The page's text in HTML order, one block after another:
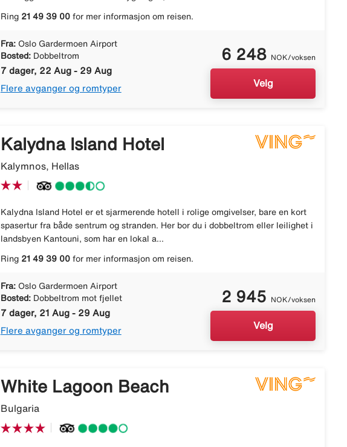
Ring 21 49 39 00for mer informasjon om reisen.
Fra: Oslo Gardermoen Airport
Bosted: Dobbeltrom
7 dager, 22 Aug - 29 Aug
Flere avganger og romtyper
6 248 NOK/voksen
Velg
Kalydna Island Hotel
Kalymnos, Hellas
Kalydna Island Hotel er et sjarmerende hotell i rolige omgivelser, bare en kort
spasertur fra både sentrum og stranden. Her bor du i dobbeltrom eller leilighet i
landsbyen Kantouni, som har en lokal a...
Ring 21 49 39 00for mer informasjon om reisen.
Fra: Oslo Gardermoen Airport
Bosted: Dobbeltrom mot fjellet
7 dager, 21 Aug - 29 Aug
Flere avganger og romtyper
2 945 NOK/voksen
Velg
White Lagoon Beach
Bulgaria